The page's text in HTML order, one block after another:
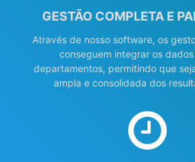
GESTÃO COMPLETA E
Através de nosso software, os
conseguem integrar os
departamentos, permitindo que
ampla e consolidada dos